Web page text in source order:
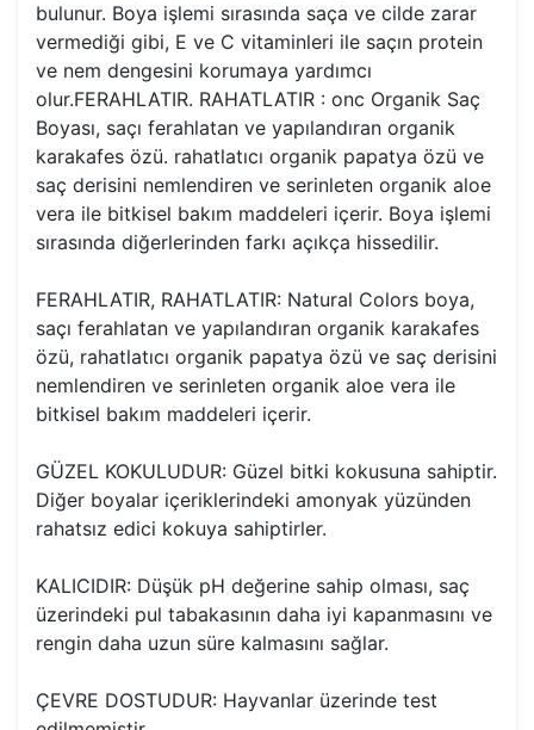
bulunur. Boya işlemi sırasında saça ve cilde zarar
vermediği gibi, E ve C vitaminleri ile saçın protein
ve nem dengesini korumaya yardımcı
olur.FERAHLATIR. RAHATLATIR : onc Organik Saç
Boyası, saçı ferahlatan ve yapılandıran organik
karakafes özü. rahatlatıcı organik papatya özü ve
saç derisini nemlendiren ve serinleten organik aloe
vera ile bitkisel bakım maddeleri içerir. Boya işlemi
sırasında diğerlerinden farkı açıkça hissedilir.
FERAHLATIR, RAHATLATIR: Natural Colors boya,
saçı ferahlatan ve yapılandıran organik karakafes
özü, rahatlatıcı organik papatya özü ve saç derisini
nemlendiren ve serinleten organik aloe vera ile
bitkisel bakım maddeleri içerir.
GÜZEL KOKULUDUR: Güzel bitki kokusuna sahiptir.
Diğer boyalar içeriklerindeki amonyak yüzünden
rahatsız edici kokuya sahiptirler.
KALICIDIR: Düşük pH değerine sahip olması, saç
üzerindeki pul tabakasının daha iyi kapanmasını ve
rengin daha uzun süre kalmasını sağlar.
ÇEVRE DOSTUDUR: Hayvanlar üzerinde test